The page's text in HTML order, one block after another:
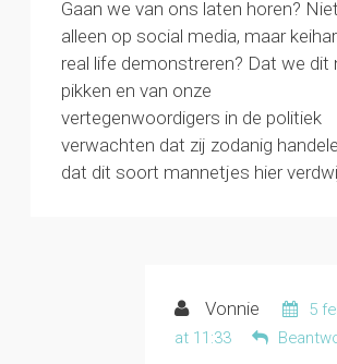
Gaan we van ons laten horen? Niet
alleen op social media, maar
real life demonstreren? Dat we dit
pikken en van onze
vertegenwoordigers in de politiek
verwachten dat zij zodanig
dat dit soort mannetjes hier
Vonnie
5
at 11:33